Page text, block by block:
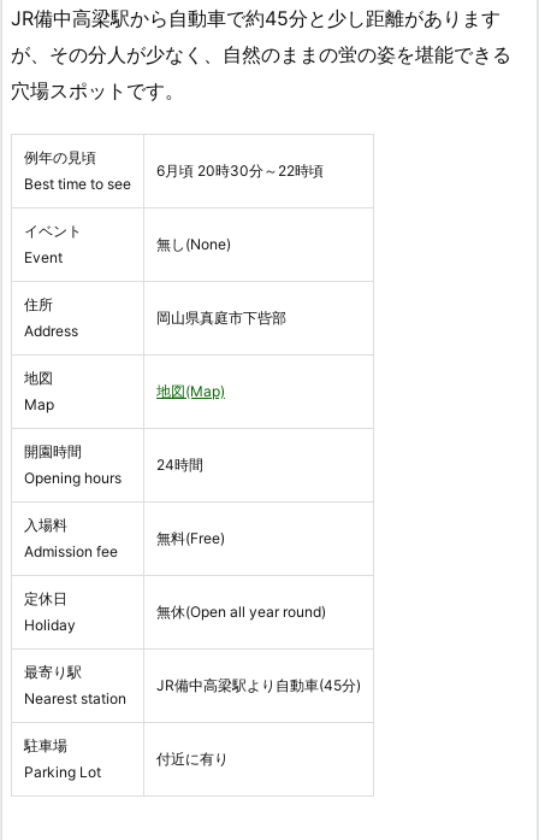
JR備中高梁駅から自動車で約45分と少し距離があります
が、その分人が少なく、自然のままの蛍の姿を堪能できる
穴場スポットです。
例年の見頃
Best time to see
6月頃 20時30分～22時頃
イベント
Event
無し(None)
住所
Address
岡山県真庭市下呰部
地図
Map
地図(Map)
開園時間
Opening hours
24時間
入場料
Admission fee
無料(Free)
定休日
Holiday
無休(Open all year round)
最寄り駅
Nearest station
JR備中高梁駅より自動車(45分)
駐車場
Parking Lot
付近に有り